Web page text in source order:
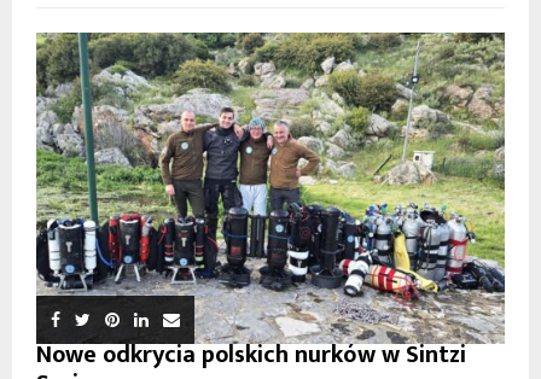
Nowe odkrycia polskich nurków w Sintzi